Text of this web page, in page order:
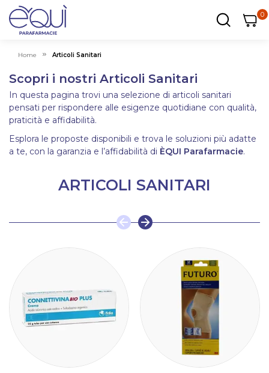
00
Home Articoli Sanitari
Scopri i nostri Articoli Sanitari
In questa pagina trovi una selezione di articoli sanitari
pensati per rispondere alle esigenze quotidiane con qualità,
praticità e affidabilità.
Esplora le proposte disponibili e trova le soluzioni più adatte
a te, con la garanzia e l’affidabilità di ÈQUI Parafarmacie.
ARTICOLI SANITARI